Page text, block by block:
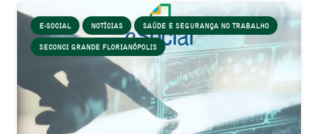
E-SOCIAL NOTÍCIAS SAÚDE E SEGURANÇA NO TRABALHO
SECONCI GRANDE FLORIANÓPOLIS